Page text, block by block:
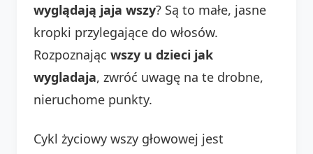
wyglądają jaja wszy? Są to małe, jasne
kropki przylegające do włosów.
Rozpoznając wszy u dzieci jak
wygladaja, zwróć uwagę na te drobne,
nieruchome punkty.
Cykl życiowy wszy głowowej jest